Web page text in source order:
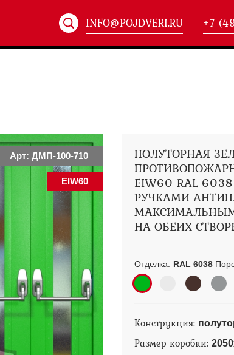
Полуторные технические двери
Двупольные технические двери(178)
INFO@POJDVERI.RU +7
Арт: ДМП-100-710
EIW60
ПОЛУТОРНАЯ
EIW60 RAL
РУЧКАМИ
НА ОБЕИХ
Отделка: RAL 6038
Конструкция:
Размер коробки: